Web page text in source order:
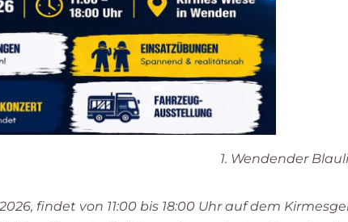
1. Wendender
findet von 11:00 bis 18:00 Uhr auf dem